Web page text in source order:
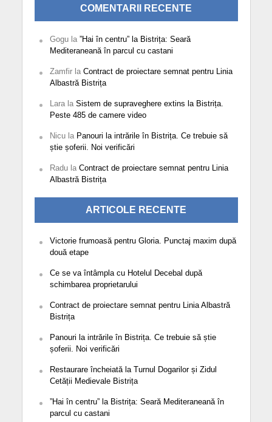
COMENTARII RECENTE
Gogula ”Hai în centru” la Bistrița: Seară
Mediteraneană în parcul cu castani
Zamfirla Contract de proiectare semnat pentru Linia
Albastră Bistrița
Larala Sistem de supraveghere extins la Bistrița.
Peste 485 de camere video
Nicula Panouri la intrările în Bistrița. Ce trebuie să
știe șoferii. Noi verificări
Radula Contract de proiectare semnat pentru Linia
Albastră Bistrița
ARTICOLE RECENTE
Victorie frumoasă pentru Gloria. Punctaj maxim după
două etape
Ce se va întâmpla cu Hotelul Decebal după
schimbarea proprietarului
Contract de proiectare semnat pentru Linia Albastră
Bistrița
Panouri la intrările în Bistrița. Ce trebuie să știe
șoferii. Noi verificări
Restaurare încheiată la Turnul Dogarilor și Zidul
Cetății Medievale Bistrița
”Hai în centru” la Bistrița: Seară Mediteraneană în
parcul cu castani